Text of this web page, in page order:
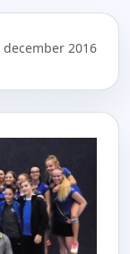
december 2016